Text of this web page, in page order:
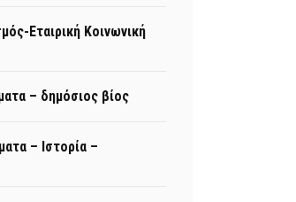
Εταιρική Κοινωνική
– δημόσιος βίος
– Ιστορία –